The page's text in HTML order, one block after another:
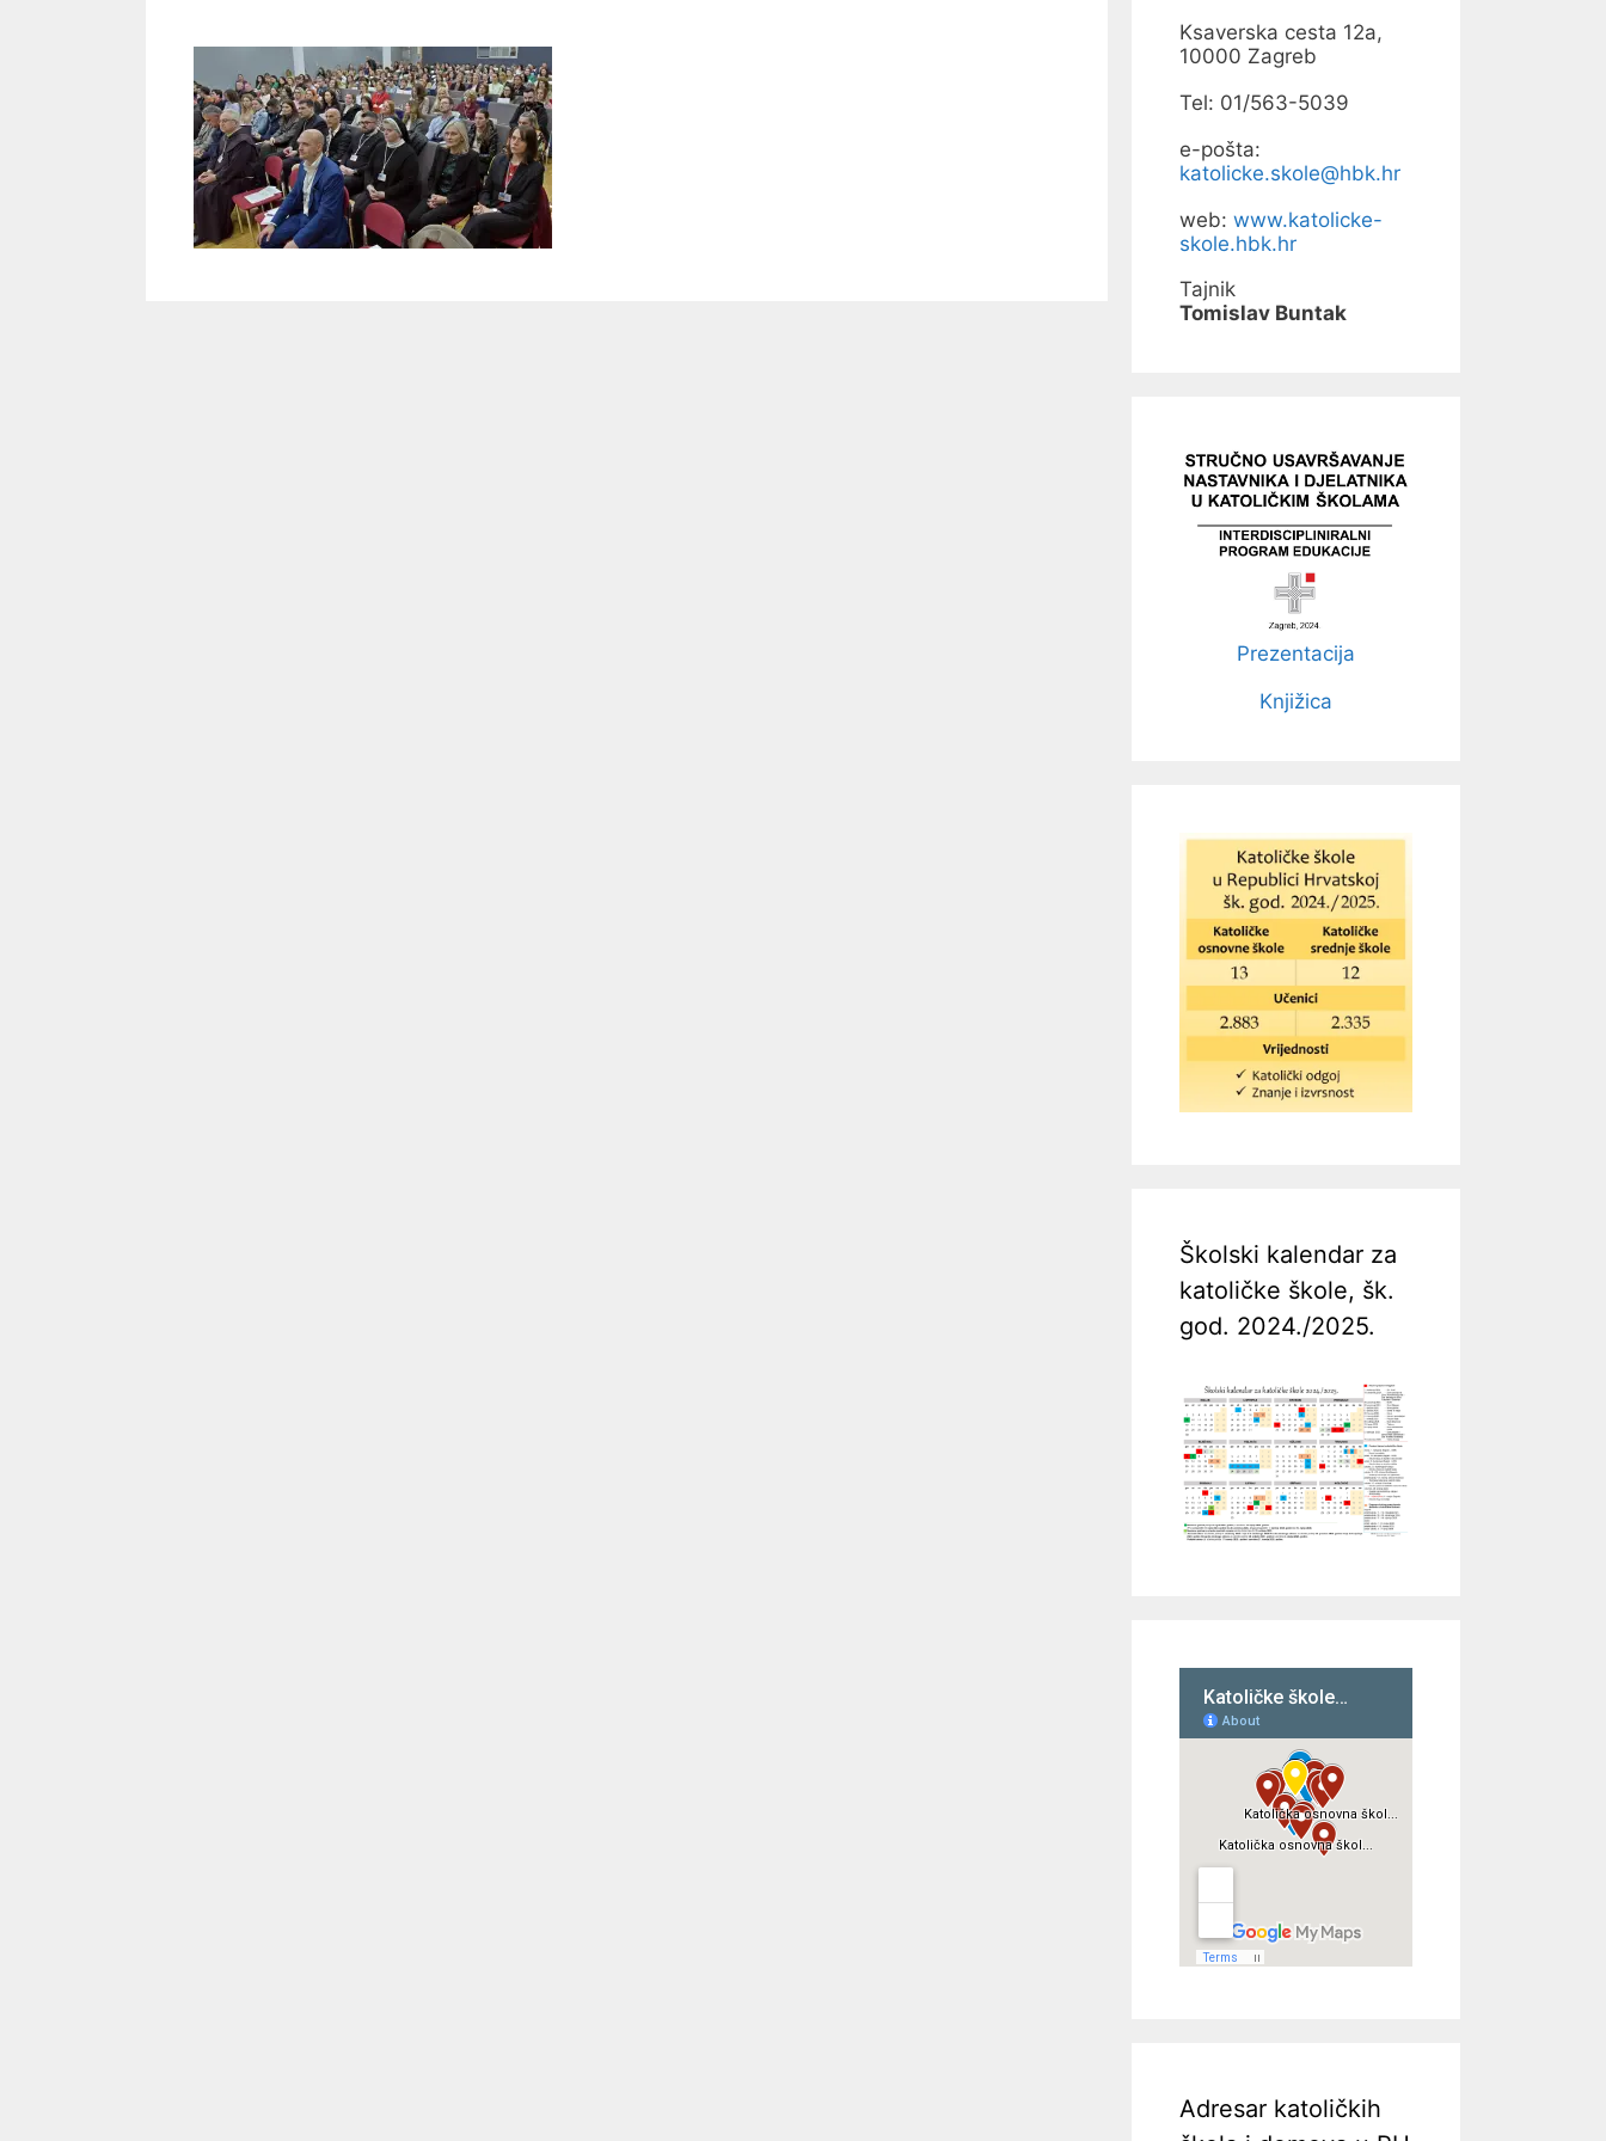
Ksaverska cesta 12a,
10000 Zagreb
Tel: 01/563-5039
e-pošta:
katolicke.skole@hbk.hr
web: www.katolicke-
skole.hbk.hr
Tajnik
Tomislav Buntak
Prezentacija
Knjižica
Školski kalendar za
katoličke škole, šk.
god. 2024./2025.
Adresar katoličkih